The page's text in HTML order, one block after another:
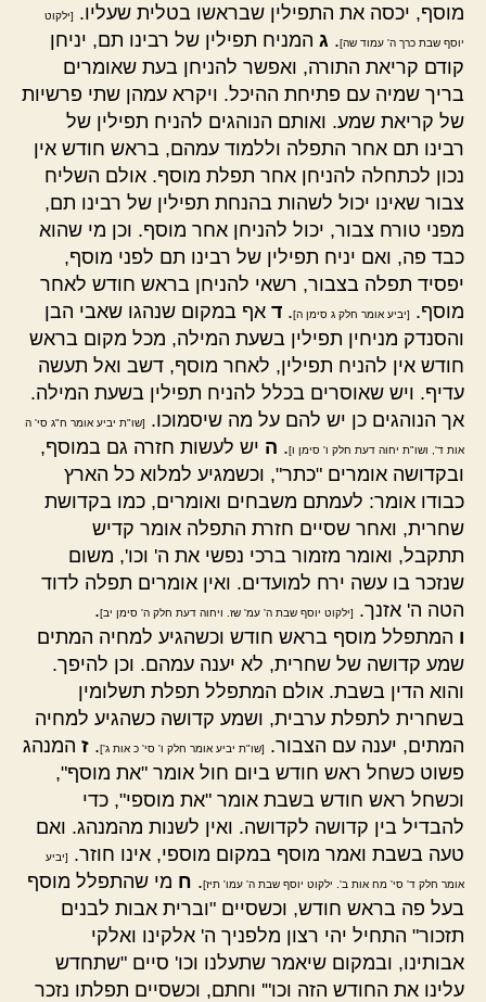
מוסף, יכסה את התפילין שבראשו בטלית שעליו.
[ילקוט
יוסף שבת כרך ה' עמוד שה]. ג המניח תפילין של רבינו תם, יניחן
קודם קריאת התורה, ואפשר להניחן בעת שאומרים
בריך שמיה עם פתיחת ההיכל. ויקרא עמהן שתי פרשיות
של קריאת שמע. ואותם הנוהגים להניח תפילין של
רבינו תם אחר התפלה וללמוד עמהם, בראש חודש אין
נכון לכתחלה להניחן אחר תפלת מוסף. אולם השליח
צבור שאינו יכול לשהות בהנחת תפילין של רבינו תם,
מפני טורח צבור, יכול להניחן אחר מוסף. וכן מי שהוא
כבד פה, ואם יניח תפילין של רבינו תם לפני מוסף,
יפסיד תפלה בצבור, רשאי להניחן בראש חודש לאחר
מוסף.
[יביע אומר חלק ג סימן ה]. ד אף במקום שנהגו שאבי הבן
והסנדק מניחין תפילין בשעת המילה, מכל מקום בראש
חודש אין להניח תפילין, לאחר מוסף, דשב ואל תעשה
עדיף. ויש שאוסרים בכלל להניח תפילין בשעת המילה.
אך הנוהגים כן יש להם על מה שיסמוכו.
[שו"ת יביע אומר ח"ג סי' ה
אות ד', ושו"ת יחוה דעת חלק ו' סימן ו]. ה יש לעשות חזרה גם במוסף,
ובקדושה אומרים "כתר", וכשמגיע למלוא כל הארץ
כבודו אומר: לעמתם משבחים ואומרים, כמו בקדושת
שחרית, ואחר שסיים חזרת התפלה אומר קדיש
תתקבל, ואומר מזמור ברכי נפשי את ה' וכו', משום
שנזכר בו עשה ירח למועדים. ואין אומרים תפלה לדוד
הטה ה' אזנך.
[ילקוט יוסף שבת ה' עמ' שז. ויחוה דעת חלק ה' סימן יב].
ו המתפלל מוסף בראש חודש וכשהגיע למחיה המתים
שמע קדושה של שחרית, לא יענה עמהם. וכן להיפך.
והוא הדין בשבת. אולם המתפלל תפלת תשלומין
בשחרית לתפלת ערבית, ושמע קדושה כשהגיע למחיה
המתים, יענה עם הצבור.
[שו"ת יביע אומר חלק ו' סי' כ אות ג']. ז המנהג
פשוט כשחל ראש חודש ביום חול אומר "את מוסף",
וכשחל ראש חודש בשבת אומר "את מוספי", כדי
להבדיל בין קדושה לקדושה. ואין לשנות מהמנהג. ואם
טעה בשבת ואמר מוסף במקום מוספי, אינו חוזר.
[יביע
אומר חלק ד' סי' מח אות ב'. ילקוט יוסף שבת ה' עמו' תיז]. ח מי שהתפלל מוסף
בעל פה בראש חודש, וכשסיים "וברית אבות לבנים
תזכור" התחיל יהי רצון מלפניך ה' אלקינו ואלקי
אבותינו, ובמקום שיאמר שתעלנו וכו' סיים "שתחדש
עלינו את החודש הזה וכו"' וחתם, וכשסיים תפלתו נזכר